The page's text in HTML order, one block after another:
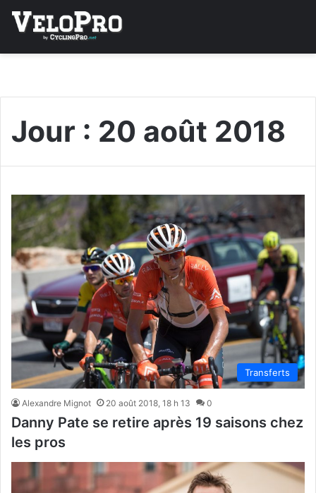
Jour : 20 août 2018
Transferts
Alexandre Mignot 20 août 2018, 18 h 13 0
Danny Pate se retire après 19 saisons chez
les pros